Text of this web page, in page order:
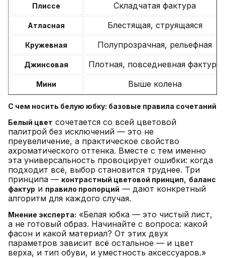
Плиссе Складчатая фактура
Атласная Блестящая, струящаяся
Кружевная Полупрозрачная, рельефная
Джинсовая Плотная, повседневная фактура
Мини Выше колена
С чем носить белую юбку: базовые правила сочетаний
Белый цвет сочетается со всей цветовой
палитрой без исключений — это не
преувеличение, а практическое свойство
ахроматического оттенка. Вместе с тем именно
эта универсальность провоцирует ошибки: когда
подходит всё, выбор становится труднее. Три
принципа — контрастный цветовой принцип, баланс
фактур и правило пропорций — дают конкретный
алгоритм для каждого случая.
Мнение эксперта: «Белая юбка — это чистый лист,
а не готовый образ. Начинайте с вопроса: какой
фасон и какой материал? От этих двух
параметров зависит всё остальное — и цвет
верха, и тип обуви, и уместность аксессуаров.»